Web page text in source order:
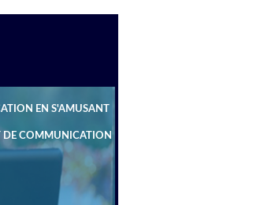
EN S'AMUSANT
DE COMMUNICATION